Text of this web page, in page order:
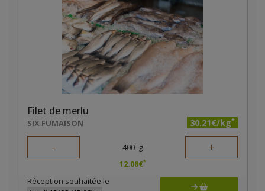
Filet de merlu
SIX FUMAISON 30.21€/kg*
- 400 g +
12.08€*
Réception souhaitée le